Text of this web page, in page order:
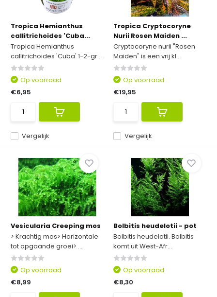
Tropica Hemianthus
callitrichoides 'Cuba...
Tropica Hemianthus
callitrichoides 'Cuba' 1-2-gr...
Vergelijk
Op voorraad
€6,95
Tropica Cryptocoryne
Nurii Rosen Maiden ...
Cryptocoryne nurii "Rosen
Maiden" is een vrij kl...
Vergelijk
Op voorraad
€19,95
Vesicularia Creeping mos
> Krachtig mos> Horizontale
tot opgaande groei> ...
Op voorraad
€8,99
Bolbitis heudelotii - pot
Bolbitis heudelotii. Bolbitis
komt uit West-Afr...
Op voorraad
€8,30